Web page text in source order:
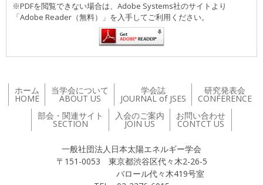
※PDFを閲覧できない場合は、Adobe Systems社のサイトより
「Adobe Reader（無料）」を入手してご利用ください。
ホーム
HOME
当学会について
ABOUT US
学会誌
JOURNAL of JSES
研究発表会
CONFERENCE
部会・関連サイト
SECTION
入会のご案内
JOIN US
お問い合わせ
CONTCT US
一般社団法人日本太陽エネルギー学会
〒151-0053 東京都渋谷区代々木2-26-5
バロール代々木419号室